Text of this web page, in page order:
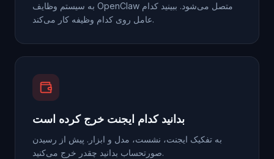
به سیستم وظایف OpenClaw متصل می‌شود. ببینید کدام
عامل روی کدام وظیفه کار می‌کند.
بدانید کدام ایجنت خرج کرده است
به تفکیک ایجنت، نشست، مدل و ابزار. پیش از رسیدن
صورتحساب بدانید چقدر خرج می‌کنید.